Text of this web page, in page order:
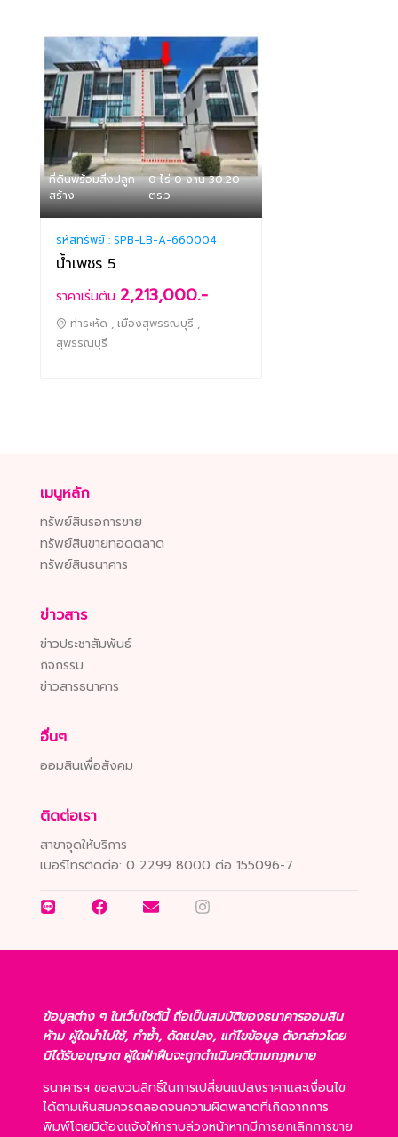
ที่ดินพร้อมสิ่งปลูก
สร้าง
0 ไร่ 0 งาน 30.20
ตร.ว
รหัสทรัพย์ : SPB-LB-A-660004
น้ำเพชร 5
ราคาเริ่มต้น 2,213,000.-
ท่าระหัด , เมืองสุพรรณบุรี ,
สุพรรณบุรี
เมนูหลัก
ทรัพย์สินรอการขาย
ทรัพย์สินขายทอดตลาด
ทรัพย์สินธนาคาร
ข่าวสาร
ข่าวประชาสัมพันธ์
กิจกรรม
ข่าวสารธนาคาร
อื่นๆ
ออมสินเพื่อสังคม
ติดต่อเรา
สาขาจุดให้บริการ
เบอร์โทรติดต่อ: 0 2299 8000 ต่อ 155096-7
ข้อมูลต่าง ๆ ในเว็บไซต์นี้ ถือเป็นสมบัติของธนาคารออมสิน
ห้าม ผู้ใดนำไปใช้, ทำซ้ำ, ดัดแปลง, แก้ไขข้อมูล ดังกล่าวโดย
มิได้รับอนุญาต ผู้ใดฝ่าฝืนจะถูกดำเนินคดีตามกฎหมาย
ธนาคารฯ ขอสงวนสิทธิ์ในการเปลี่ยนแปลงราคาและเงื่อนไข
ได้ตามเห็นสมควรตลอดจนความผิดพลาดที่เกิดจากการ
พิมพ์โดยมิต้องแจ้งให้ทราบล่วงหน้าหากมีการยกเลิกการขาย